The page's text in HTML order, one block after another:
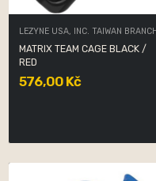
LEZYNE USA, INC. TAIWAN
MATRIX TEAM CAGE BLACK /
RED
576,00 Kč